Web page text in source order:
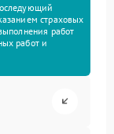
страховых
работ
работ и